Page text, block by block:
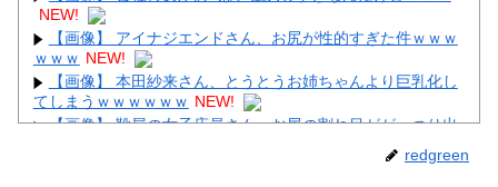
NEW!
【画像】 アイナジエンドさん、お尻が性的すぎた件ｗｗｗ
ｗｗｗ NEW!
【画像】 本田紗来さん、とうとうお姉ちゃんより巨乳化し
てしまうｗｗｗｗｗｗ NEW!
【画像】 靴屋の女子店員さん、お尻の割れ目ががっつり出
【画像】 セクシー女優・谷原希美、ナマ乳が最高にヌケる
redgreen